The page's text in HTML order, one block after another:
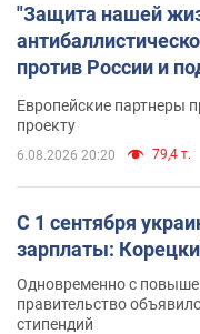
"Защита нашей
против России и
Европейские партнеры
проекту
6.08.2026 20:20 79,4 т.
С 1 сентября
зарплаты:
Одновременно с
правительство
стипендий